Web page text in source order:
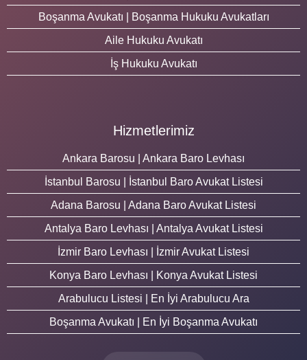
Boşanma Avukatı | Boşanma Hukuku Avukatları
Aile Hukuku Avukatı
İş Hukuku Avukatı
Hizmetlerimiz
Ankara Barosu | Ankara Baro Levhası
İstanbul Barosu | İstanbul Baro Avukat Listesi
Adana Barosu | Adana Baro Avukat Listesi
Antalya Baro Levhası | Antalya Avukat Listesi
İzmir Baro Levhası | İzmir Avukat Listesi
Konya Baro Levhası | Konya Avukat Listesi
Arabulucu Listesi | En İyi Arabulucu Ara
Boşanma Avukatı | En İyi Boşanma Avukatı